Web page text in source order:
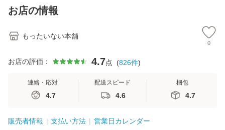
お店の情報
もったいない本舗
0
お店の評価： 4.7点 (826件)
連絡・応対
4.7
配送スピード
4.6
梱包
4.7
販売者情報 支払い方法 営業日カレンダー